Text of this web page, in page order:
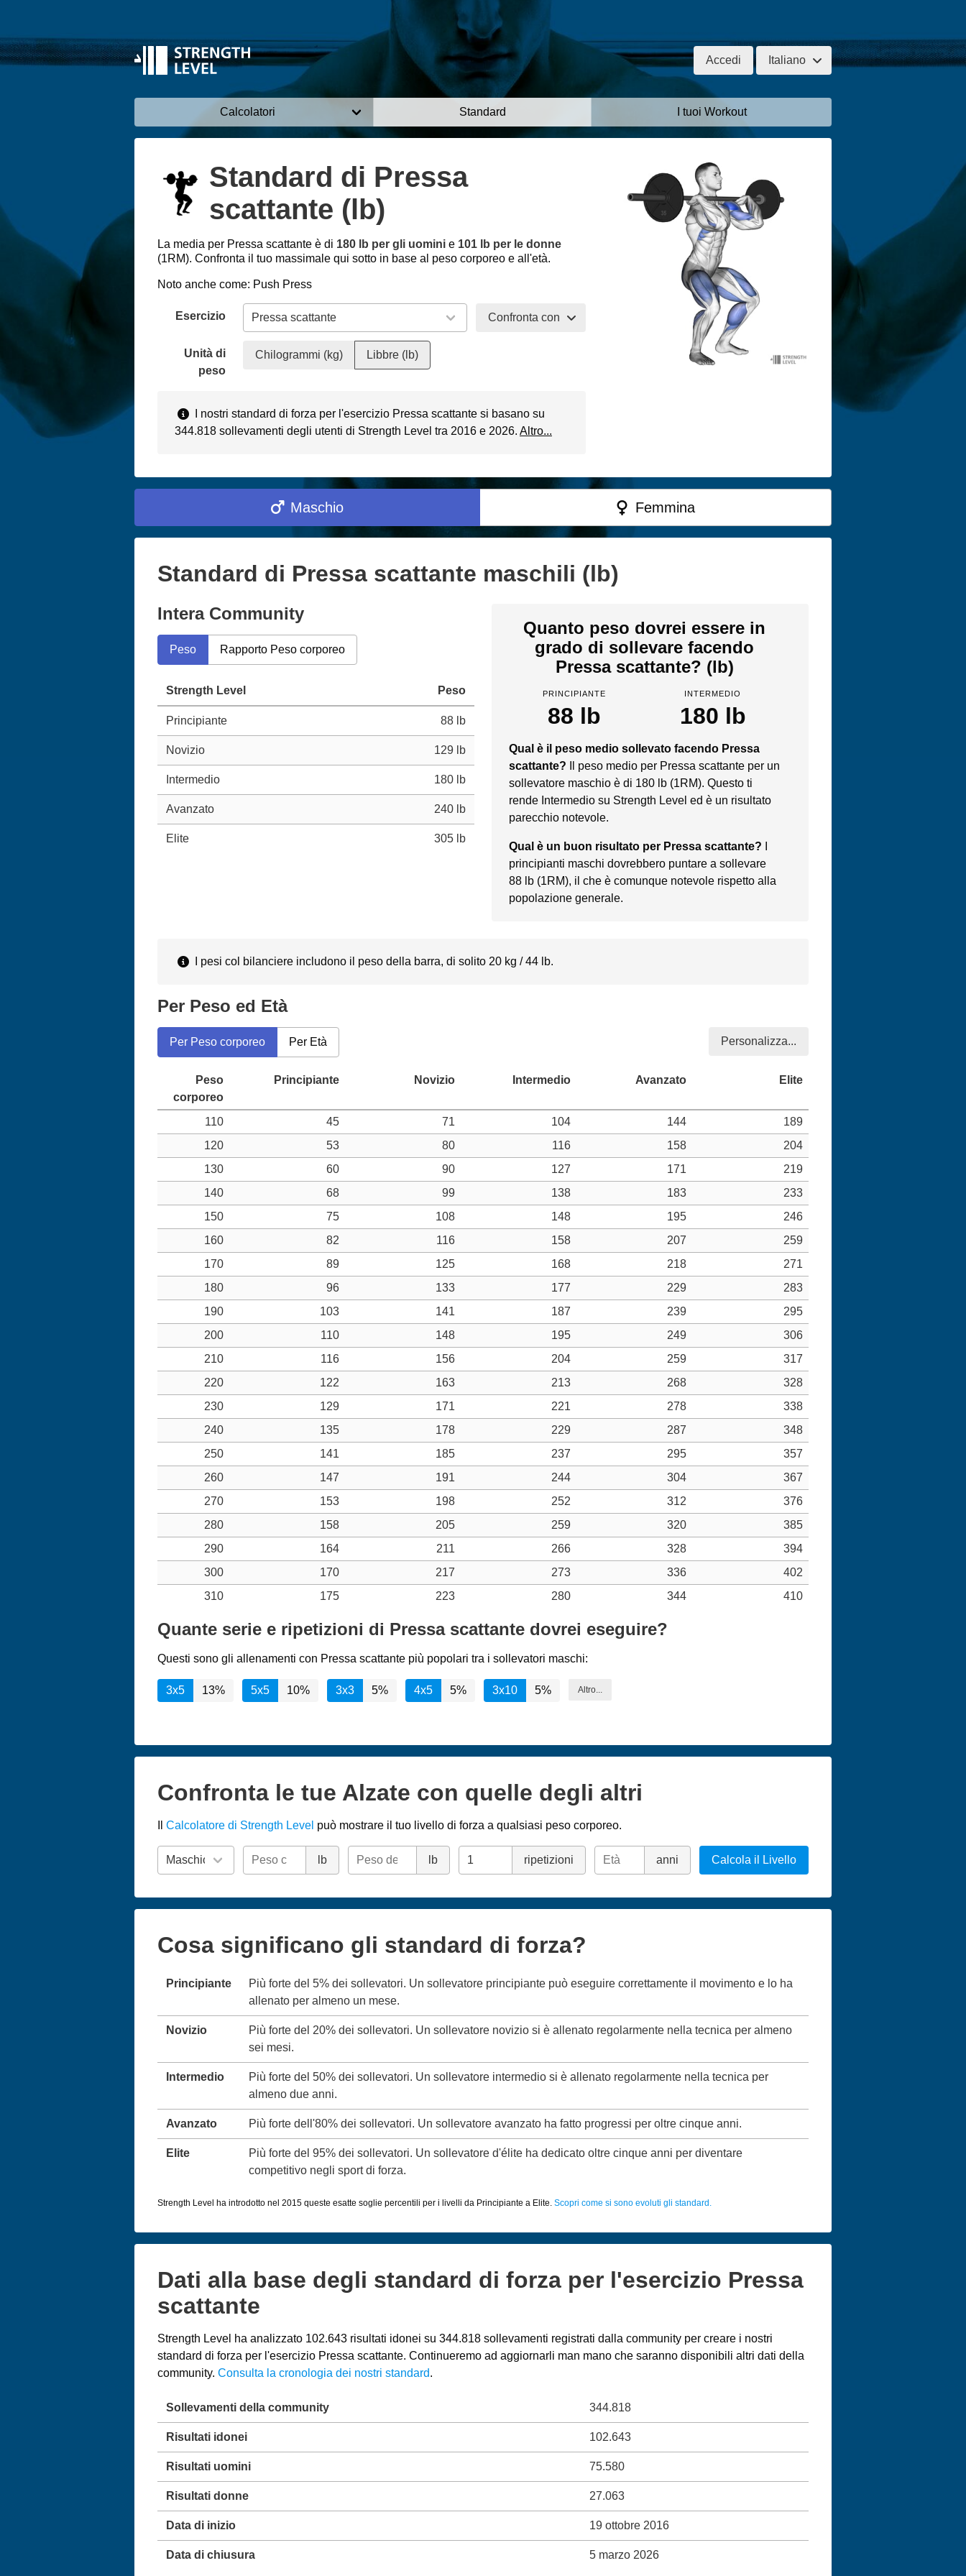
Accedi Italiano
Calcolatori Standard I tuoi Workout
Standard di Pressa
scattante (lb)
La media per Pressa scattante è di 180 lb per gli uomini e 101 lb per le donne
(1RM). Confronta il tuo massimale qui sotto in base al peso corporeo e all'età.
Noto anche come: Push Press
Esercizio Confronta con
Unità di
peso
Chilogrammi (kg) Libbre (lb)
I nostri standard di forza per l'esercizio Pressa scattante si basano su
344.818 sollevamenti degli utenti di Strength Level tra 2016 e 2026. Altro...
Maschio Femmina
Standard di Pressa scattante maschili (lb)
Intera Community
Peso Rapporto Peso corporeo
Strength Level Peso
Principiante 88 lb
Novizio 129 lb
Intermedio 180 lb
Avanzato 240 lb
Elite 305 lb
Quanto peso dovrei essere in
grado di sollevare facendo
Pressa scattante? (lb)
PRINCIPIANTE
88 lb
INTERMEDIO
180 lb
Qual è il peso medio sollevato facendo Pressa
scattante?
Il peso medio per Pressa scattante per un
sollevatore maschio è di 180 lb (1RM). Questo ti
rende Intermedio su Strength Level ed è un risultato
parecchio notevole.
Qual è un buon risultato per Pressa scattante?
principianti maschi dovrebbero puntare a sollevare
88 lb (1RM), il che è comunque notevole rispetto alla
popolazione generale.
I pesi col bilanciere includono il peso della barra, di solito 20 kg / 44 lb.
Per Peso ed Età
Per Peso corporeo Per Età Personalizza...
110 45 71 104 144
189
120
53 80 116 158
204
130
60 90 127 171
219
140
68 99 138 183
233
150
75 108 148 195
246
160
82 116 158 207
259
170
89 125 168 218
271
180
96 133 177 229
283
190
103 141 187 239
295
200
110 148 195 249
306
210
116 156 204 259
317
220
122 163 213 268
328
230
129 171 221 278
338
240
135 178 229 287
348
250
141 185 237 295
357
260
147 191 244 304
367
270
153 198 252 312
376
280
158 205 259 320
385
290
164 211 266 328
394
300
170 217 273 336
402
310
175 223 280 344 410
Quante serie e ripetizioni di Pressa scattante dovrei eseguire?
Questi sono gli allenamenti con Pressa scattante più popolari tra i sollevatori maschi:
3x5 13% 5x5 10% 3x3 5% 4x5 5% 3x10 5% Altro...
Confronta le tue Alzate con quelle degli altri
Calcolatore di Strength Level può mostrare il tuo livello di forza a qualsiasi peso corporeo.
lb lb ripetizioni anni Calcola il Livello
Cosa significano gli standard di forza?
Principiante
Più forte del 5% dei sollevatori. Un sollevatore principiante può eseguire correttamente il movimento e lo ha
allenato per almeno un mese.
Novizio
Più forte del 20% dei sollevatori. Un sollevatore novizio si è allenato regolarmente nella tecnica per almeno
sei mesi.
Intermedio
Più forte del 50% dei sollevatori. Un sollevatore intermedio si è allenato regolarmente nella tecnica per
almeno due anni.
Avanzato Più forte dell'80% dei sollevatori. Un sollevatore avanzato ha fatto progressi per oltre cinque anni.
Elite
Più forte del 95% dei sollevatori. Un sollevatore d'élite ha dedicato oltre cinque anni per diventare
competitivo negli sport di forza.
Strength Level ha introdotto nel 2015 queste esatte soglie percentili per i livelli da Principiante a Elite. Scopri come si sono evoluti gli standard.
Dati alla base degli standard di forza per l'esercizio Pressa
scattante
Strength Level ha analizzato 102.643 risultati idonei su 344.818 sollevamenti registrati dalla community per creare i nostri
standard di forza per l'esercizio Pressa scattante. Continueremo ad aggiornarli man mano che saranno disponibili altri dati della
community. Consulta la cronologia dei nostri standard.
Sollevamenti della community 344.818
Risultati idonei 102.643
Risultati uomini 75.580
Risultati donne 27.063
Data di inizio 19 ottobre 2016
Data di chiusura 5 marzo 2026